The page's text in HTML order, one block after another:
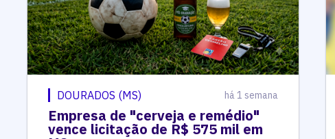
DOURADOS (MS) há 1 semana
Empresa de "cerveja e remédio"
vence licitação de R$ 575 mil em